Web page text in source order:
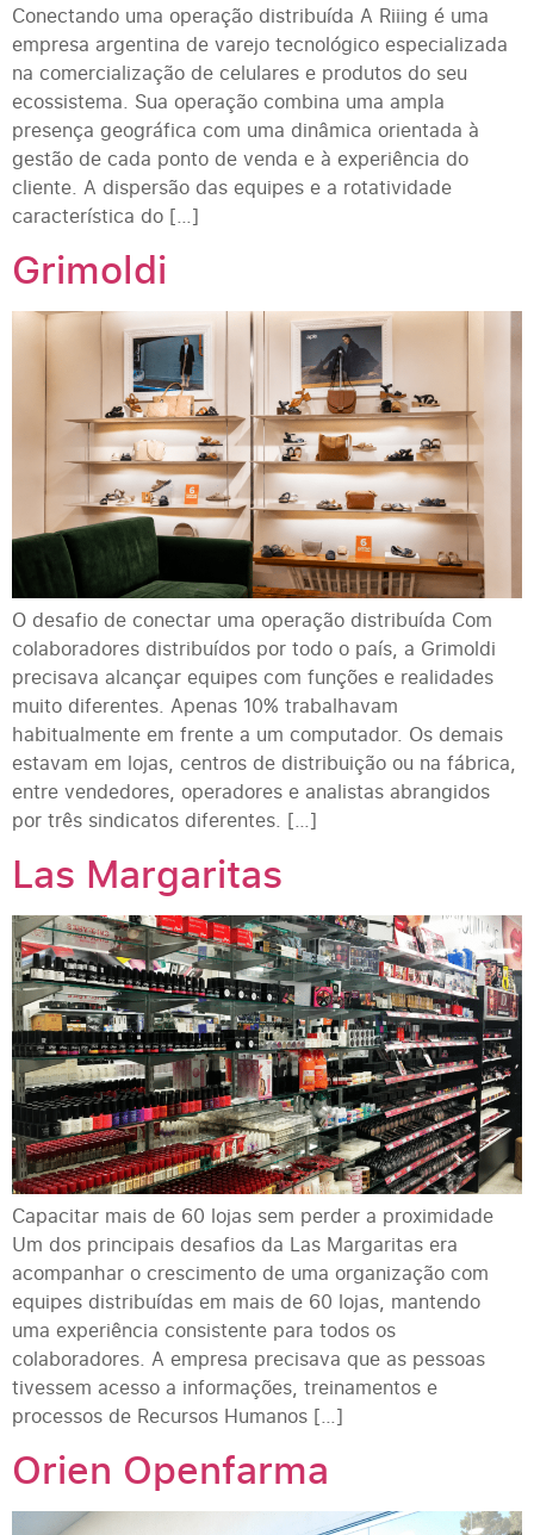
Conectando uma operação distribuída A Riiing é uma
empresa argentina de varejo tecnológico especializada
na comercialização de celulares e produtos do seu
ecossistema. Sua operação combina uma ampla
presença geográfica com uma dinâmica orientada à
gestão de cada ponto de venda e à experiência do
cliente. A dispersão das equipes e a rotatividade
característica do […]
Grimoldi
O desafio de conectar uma operação distribuída Com
colaboradores distribuídos por todo o país, a Grimoldi
precisava alcançar equipes com funções e realidades
muito diferentes. Apenas 10% trabalhavam
habitualmente em frente a um computador. Os demais
estavam em lojas, centros de distribuição ou na fábrica,
entre vendedores, operadores e analistas abrangidos
por três sindicatos diferentes. […]
Las Margaritas
Capacitar mais de 60 lojas sem perder a proximidade
Um dos principais desafios da Las Margaritas era
acompanhar o crescimento de uma organização com
equipes distribuídas em mais de 60 lojas, mantendo
uma experiência consistente para todos os
colaboradores. A empresa precisava que as pessoas
tivessem acesso a informações, treinamentos e
processos de Recursos Humanos […]
Orien Openfarma